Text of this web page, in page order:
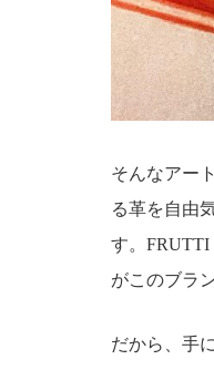
そんなアー
る革を自由
す。
がこのブラ
だから、手